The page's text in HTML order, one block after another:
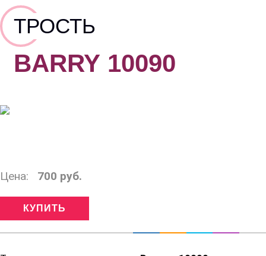
ТРОСТЬ
BARRY 10090
Цена: 700 руб.